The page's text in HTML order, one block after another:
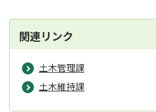
関連リンク
土木管理課
土木維持課